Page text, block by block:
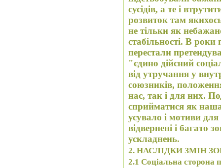
сусідів, а те і
розвиток там
не тільки як
стабільності. В
перестали
"єдино дійсний
від утручання у
союзників,
нас, так і для них.
сприйматися як
усувало і мотиви
відвернені і багато
ускладнень.
2. НАСЛІДКИ ЗМІН
2.1 Соціальна сторона